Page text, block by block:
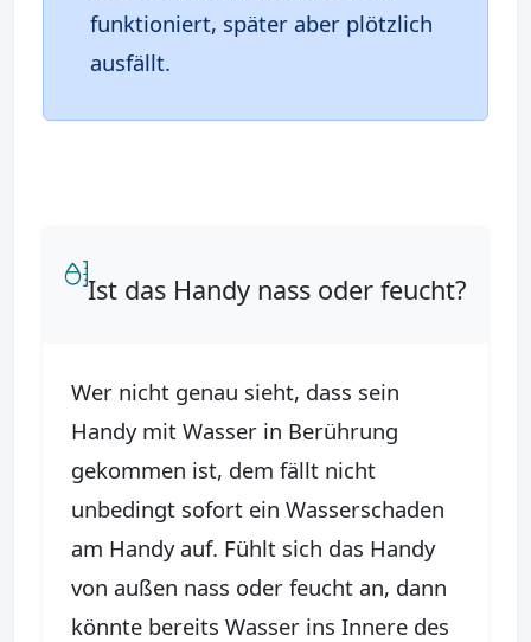
funktioniert, später aber plötzlich
ausfällt.
Ist das Handy nass oder feucht?
Wer nicht genau sieht, dass sein
Handy mit Wasser in Berührung
gekommen ist, dem fällt nicht
unbedingt sofort ein Wasserschaden
am Handy auf. Fühlt sich das Handy
von außen nass oder feucht an, dann
könnte bereits Wasser ins Innere des